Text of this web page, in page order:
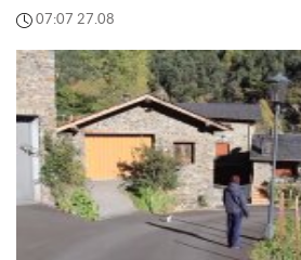
07:07 27.08